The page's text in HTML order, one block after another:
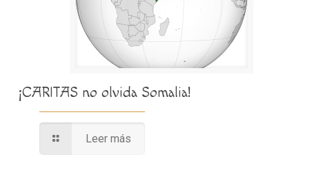
¡CARITAS no olvida Somalia!
Leer más